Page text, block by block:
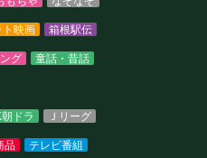
ト映画 箱根駅伝
グ 童話・昔話
ドラ Ｊリーグ
品 テレビ番組